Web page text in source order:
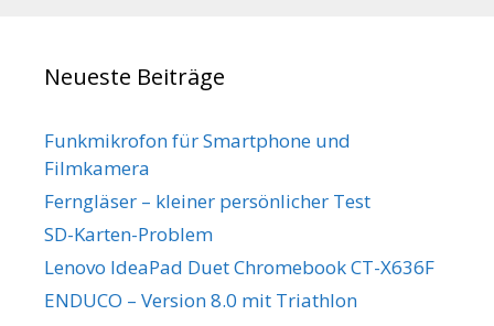
Neueste Beiträge
Funkmikrofon für Smartphone und
Filmkamera
Ferngläser – kleiner persönlicher Test
SD-Karten-Problem
Lenovo IdeaPad Duet Chromebook CT-X636F
ENDUCO – Version 8.0 mit Triathlon